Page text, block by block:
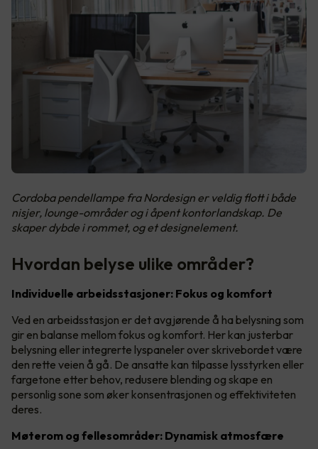
Cordoba pendellampe fra Nordesign er veldig flott i både
nisjer, lounge-områder og i åpent kontorlandskap. De
skaper dybde i rommet, og et designelement.
Hvordan belyse ulike områder?
Individuelle arbeidsstasjoner: Fokus og komfort
Ved en arbeidsstasjon er det avgjørende å ha belysning som
gir en balanse mellom fokus og komfort. Her kan justerbar
belysning eller integrerte lyspaneler over skrivebordet være
den rette veien å gå. De ansatte kan tilpasse lysstyrken eller
fargetone etter behov, redusere blending og skape en
personlig sone som øker konsentrasjonen og effektiviteten
deres.
Møterom og fellesområder: Dynamisk atmosfære